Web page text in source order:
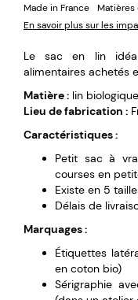
Made in France
En savoir plus sur les
Le sac en lin
alimentaires achetés
Matière : lin
Lieu de fabrication :
Caractéristiques :
Petit sac à
courses en
Existe en 5
Délais de
Marquages :
Étiquettes
en coton bio)
Sérigraphie